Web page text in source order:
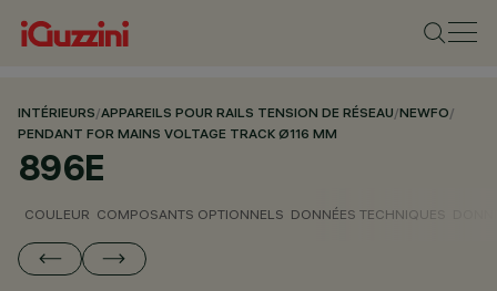
INTÉRIEURS/APPAREILS POUR RAILS TENSION DE RÉSEAU/NEWFO/
PENDANT FOR MAINS VOLTAGE TRACK Ø116 MM
896E
COULEUR COMPOSANTS OPTIONNELS DONNÉES TECHNIQUES